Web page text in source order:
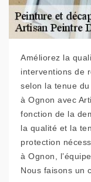
Améliorez la
interventions de
selon la tenue
à Ognon avec
fonction de la
la qualité et la
protection
à Ognon,
Nous faisons un